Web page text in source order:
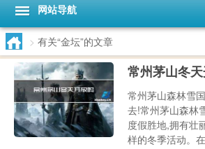
网站导航
> 有关“金坛”的文章
常州茅山冬
常州茅山森林雪
去!常州茅山森林
度假胜地,拥有壮
样的冬季活动。